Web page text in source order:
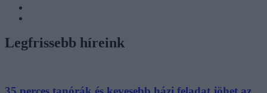
Legfrissebb híreink